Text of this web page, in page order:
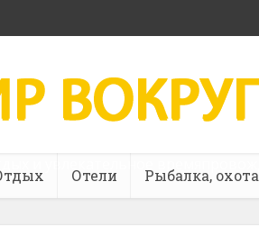
Отели Рыбалка, охота